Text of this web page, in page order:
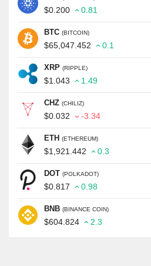
$0.200 0.81
BTC (BITCOIN)
$65,047.452 0.1
XRP (RIPPLE)
$1.043 1.49
CHZ (CHILIZ)
$0.032 -3.34
ETH (ETHEREUM)
$1,921.442 0.3
DOT (POLKADOT)
$0.817 0.98
BNB (BINANCE COIN)
$604.824 2.3